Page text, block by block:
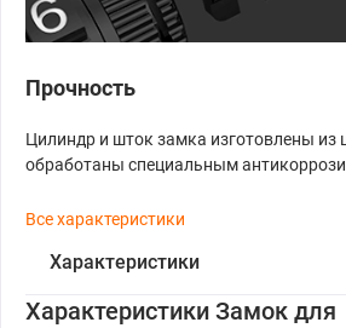
Прочность
Цилиндр и шток замка изготовлены из
обработаны специальным
Все характеристики
Характеристики
Характеристики Замок для